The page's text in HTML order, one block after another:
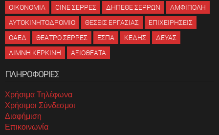
ΟΙΚΟΝΟΜΙΑ
CINE ΣΕΡΡΕΣ ΔΗΠΕΘΕ ΣΕΡΡΩΝ
ΑΜΦΙΠΟΛΗ
ΑΥΤΟΚΙΝΗΤΟΔΡΟΜΙΟ
ΘΕΣΕΙΣ ΕΡΓΑΣΙΑΣ
ΕΠΙΧΕΙΡΗΣΕΙΣ
ΟΑΕΔ
ΘΕΑΤΡΟ ΣΕΡΡΕΣ ΕΣΠΑ ΚΕΔΗΣ
ΔΕΥΑΣ
ΛΙΜΝΗ ΚΕΡΚΙΝΗ
ΑΞΙΟΘΕΑΤΑ
ΠΛΗΡΟΦΟΡΙΕΣ
Χρήσιμα Τηλέφωνα
Χρήσιμοι Σύνδεσμοι
Διαφήμιση
Επικοινωνία